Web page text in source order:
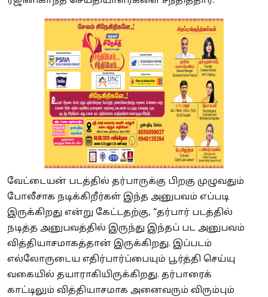
வேட்டையன் படத்தில் தர்பாருக்கு பிறகு முழுவதும்
போலீசாக நடிக்கிறீர்கள் இந்த அனுபவம் எப்படி
இருக்கிறது என்று கேட்டதற்கு, “தர்பார் படத்தில்
நடித்த அனுபவத்தில் இருந்து இந்தப் பட அனுபவம்
வித்தியாசமாகத்தான் இருக்கிறது. இப்படம்
எல்லோருடைய எதிர்பார்ப்பையும் பூர்த்தி செய்யு
வகையில் தயாராகியிருக்கிறது. தர்பாரைக்
காட்டிலும் வித்தியாசமாக அனைவரும் விரும்பும்